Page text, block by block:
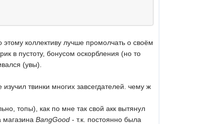
этому коллективу лучше промолчать о своём
в пустоту, бонусом оскорбления (но то
(увы).
твинки многих завсегдателей. чему ж
топы), как по мне так свой акк вытянул
магазинаBangGood- т.к. постоянно была